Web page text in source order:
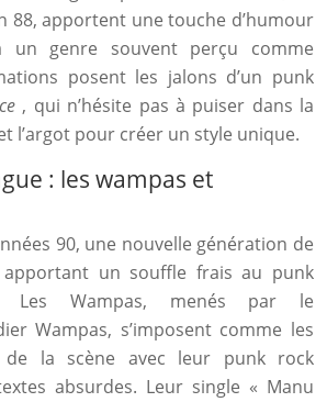
88, apportent une touche d’humour
genre souvent perçu comme
posent les jalons d’un punk
, qui n’hésite pas à puiser dans la
l’argot pour créer un style unique.
: les wampas et
90, une nouvelle génération de
apportant un souffle frais au punk
Les Wampas, menés par le
Wampas, s’imposent comme les
de la scène avec leur punk rock
absurdes. Leur single « Manu